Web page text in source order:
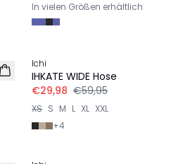
In vielen Größen erhältlich
Ichi
IHKATE WIDE Hose
€29,98 €59,95
XS S M L XL XXL
+4